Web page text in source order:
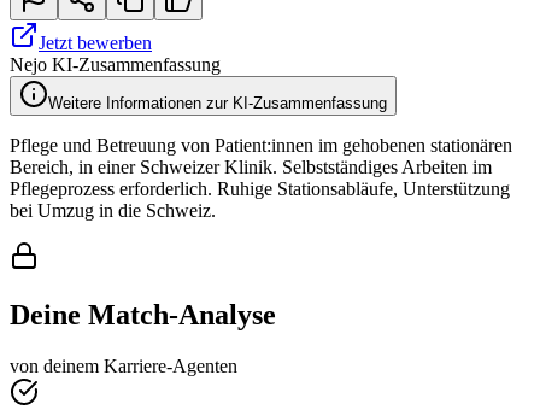
Jetzt bewerben
Nejo KI-Zusammenfassung
Weitere Informationen zur KI-Zusammenfassung
Pflege und Betreuung von Patient:innen im gehobenen stationären
Bereich, in einer Schweizer Klinik. Selbstständiges Arbeiten im
Pflegeprozess erforderlich. Ruhige Stationsabläufe, Unterstützung
bei Umzug in die Schweiz.
Deine Match-Analyse
von deinem Karriere-Agenten